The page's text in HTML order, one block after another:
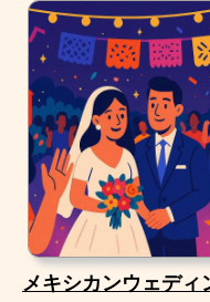
メキシカンウェディ